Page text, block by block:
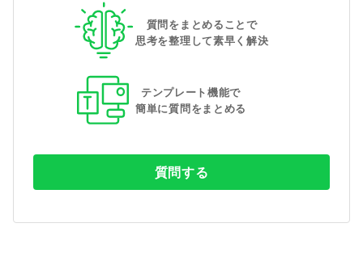
質問をまとめることで
思考を整理して素早く解決
テンプレート機能で
簡単に質問をまとめる
質問する